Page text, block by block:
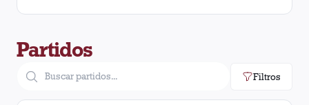
Partidos
Filtros